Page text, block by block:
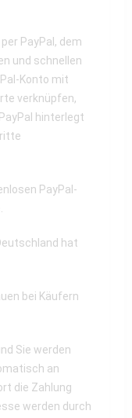
PayPal, dem
und schnellen
Konto mit
verknüpfen,
hinterlegt
PayPal-
hat
bei Käufern
Sie werden
an
die Zahlung
werden durch